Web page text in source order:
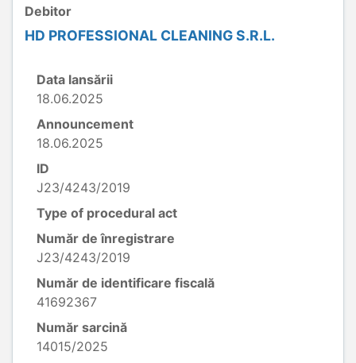
Debitor
HD PROFESSIONAL CLEANING S.R.L.
Data lansării
18.06.2025
Announcement
18.06.2025
ID
J23/4243/2019
Type of procedural act
Număr de înregistrare
J23/4243/2019
Număr de identificare fiscală
41692367
Număr sarcină
14015/2025